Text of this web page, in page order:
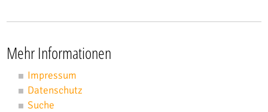
Mehr Informationen
Impressum
Datenschutz
Suche